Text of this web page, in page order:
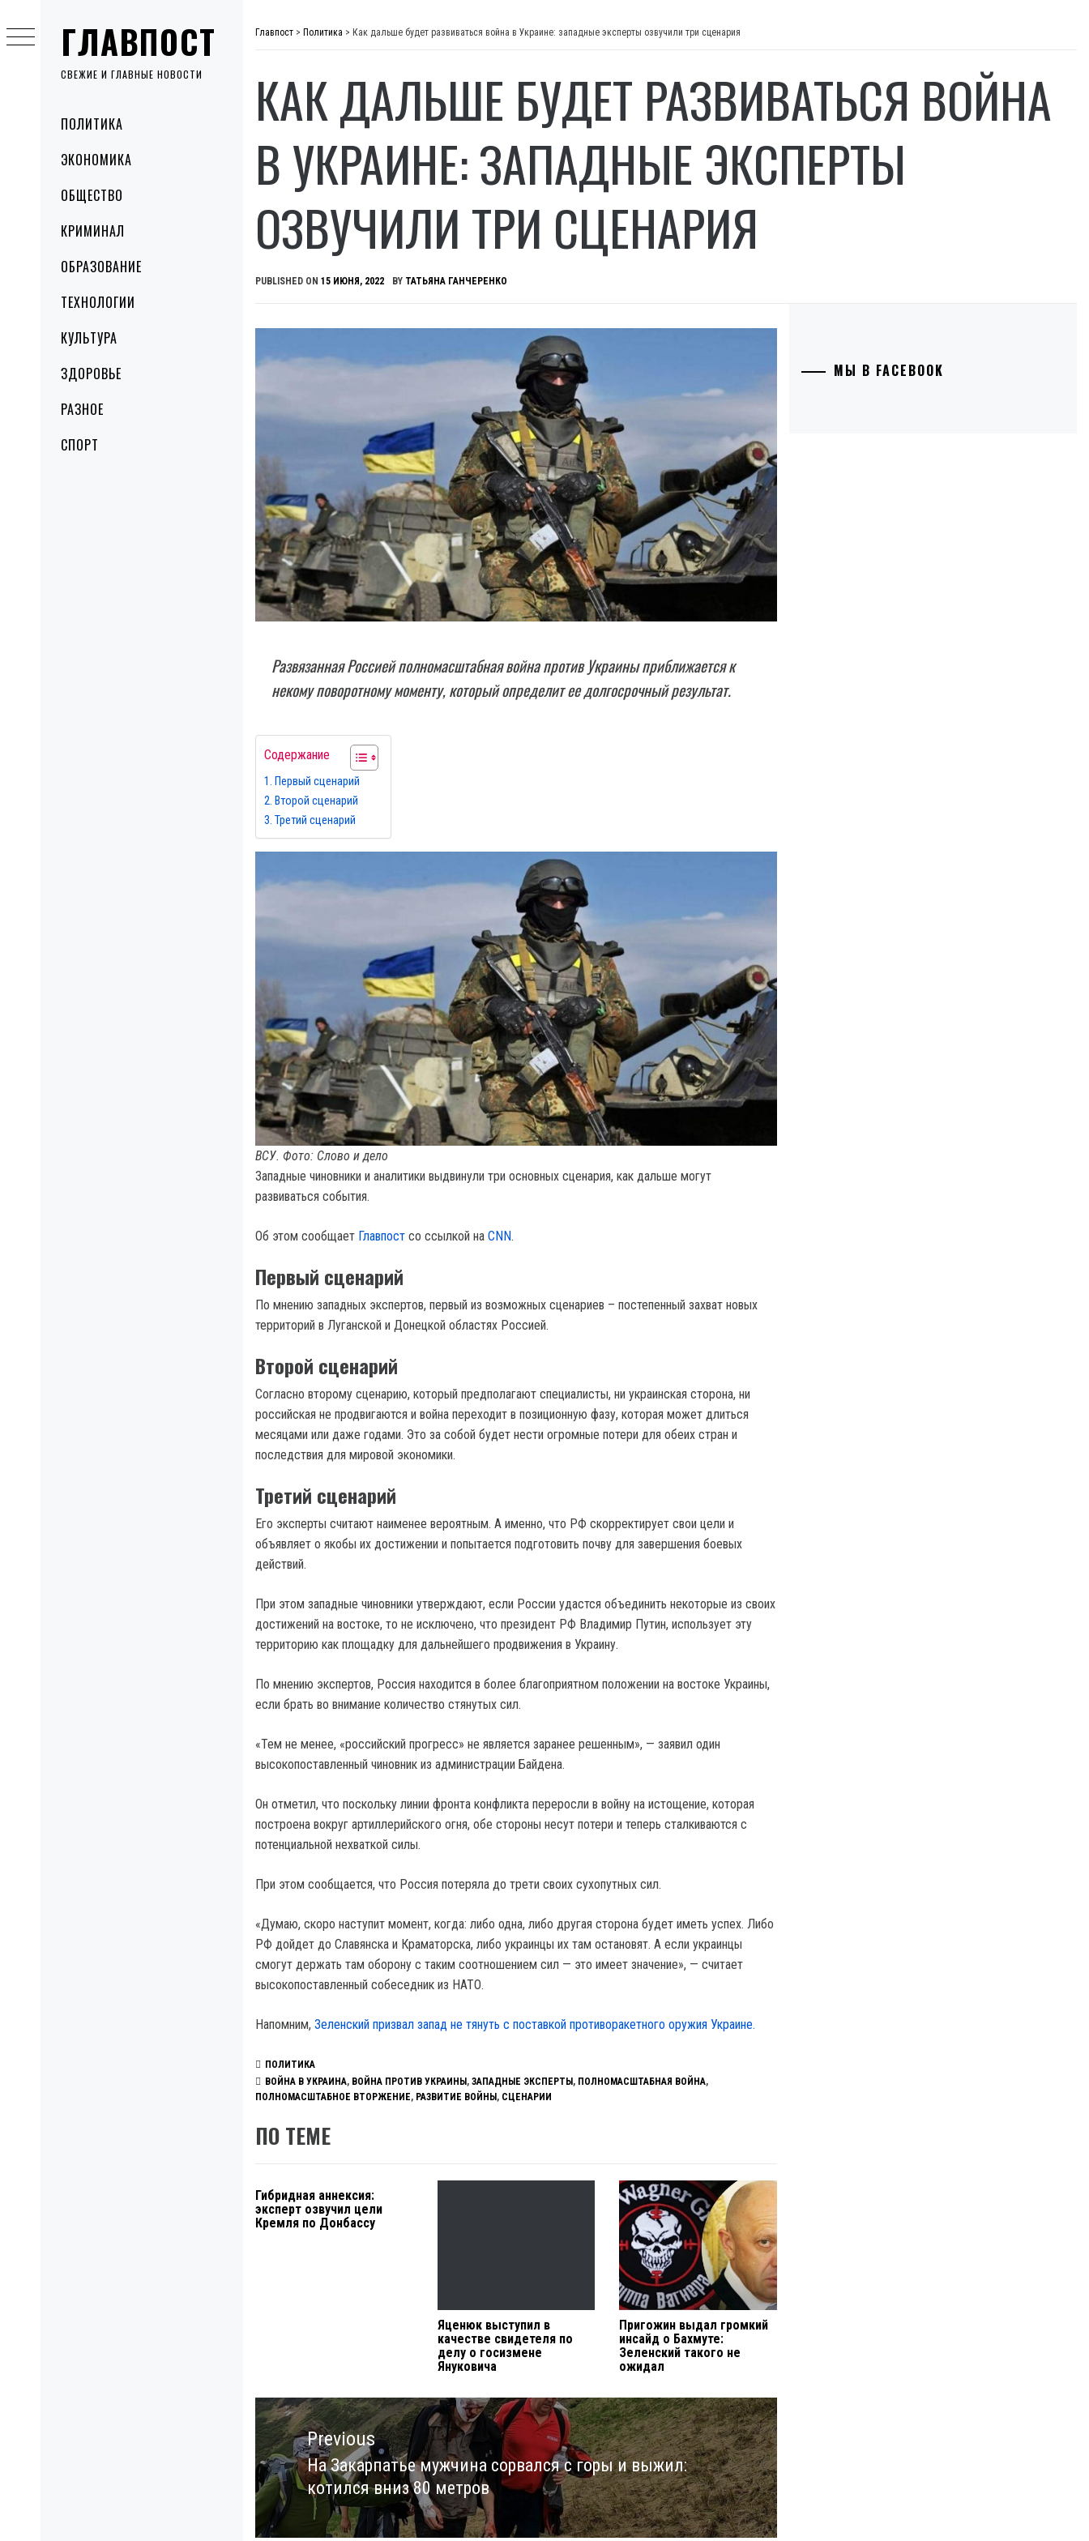
ГЛАВПОСТ
СВЕЖИЕ И ГЛАВНЫЕ НОВОСТИ
MenuПОЛИТИКА
ЭКОНОМИКА
ОБЩЕСТВО
КРИМИНАЛ
ОБРАЗОВАНИЕ
ТЕХНОЛОГИИ
КУЛЬТУРА
ЗДОРОВЬЕ
РАЗНОЕ
СПОРТ
to
content
Главпост > Политика > Как дальше будет развиваться война в Украине: западные эксперты озвучили три сценария
КАК ДАЛЬШЕ БУДЕТ РАЗВИВАТЬСЯ ВОЙНА
В УКРАИНЕ: ЗАПАДНЫЕ ЭКСПЕРТЫ
ОЗВУЧИЛИ ТРИ СЦЕНАРИЯ
PUBLISHED ON 15 ИЮНЯ, 2022 BY ТАТЬЯНА ГАНЧЕРЕНКО
Развязанная Россией полномасштабная война против Украины приближается к
некому поворотному моменту, который определит ее долгосрочный результат.
Содержание
Первый сценарий
Второй сценарий
Третий сценарий
ВСУ. Фото: Слово и дело
Западные чиновники и аналитики выдвинули три основных сценария, как дальше могут
развиваться события.
Об этом сообщает Главпост со ссылкой на CNN.
Первый сценарий
По мнению западных экспертов, первый из возможных сценариев – постепенный захват новых
территорий в Луганской и Донецкой областях Россией.
Второй сценарий
Согласно второму сценарию, который предполагают специалисты, ни украинская сторона, ни
российская не продвигаются и война переходит в позиционную фазу, которая может длиться
месяцами или даже годами. Это за собой будет нести огромные потери для обеих стран и
последствия для мировой экономики.
Третий сценарий
Его эксперты считают наименее вероятным. А именно, что РФ скорректирует свои цели и
объявляет о якобы их достижении и попытается подготовить почву для завершения боевых
действий.
При этом западные чиновники утверждают, если России удастся объединить некоторые из своих
достижений на востоке, то не исключено, что президент РФ Владимир Путин, использует эту
территорию как площадку для дальнейшего продвижения в Украину.
По мнению экспертов, Россия находится в более благоприятном положении на востоке Украины,
если брать во внимание количество стянутых сил.
«Тем не менее, «российский прогресс» не является заранее решенным», — заявил один
высокопоставленный чиновник из администрации Байдена.
Он отметил, что поскольку линии фронта конфликта переросли в войну на истощение, которая
построена вокруг артиллерийского огня, обе стороны несут потери и теперь сталкиваются с
потенциальной нехваткой силы.
При этом сообщается, что Россия потеряла до трети своих сухопутных сил.
«Думаю, скоро наступит момент, когда: либо одна, либо другая сторона будет иметь успех. Либо
РФ дойдет до Славянска и Краматорска, либо украинцы их там остановят. А если украинцы
смогут держать там оборону с таким соотношением сил — это имеет значение», — считает
высокопоставленный собеседник из НАТО.
Напомним, Зеленский призвал запад не тянуть с поставкой противоракетного оружия Украине.
ПОЛИТИКА
ВОЙНА В УКРАИНА, ВОЙНА ПРОТИВ УКРАИНЫ, ЗАПАДНЫЕ ЭКСПЕРТЫ, ПОЛНОМАСШТАБНАЯ ВОЙНА,
ПОЛНОМАСШТАБНОЕ ВТОРЖЕНИЕ, РАЗВИТИЕ ВОЙНЫ , СЦЕНАРИИ
ПО ТЕМЕ
Гибридная аннексия:
эксперт озвучил цели
Кремля по Донбассу
Яценюк выступил в
качестве свидетеля по
делу о госизмене
Януковича
Пригожин выдал громкий
инсайд о Бахмуте:
Зеленский такого не
ожидал
Навигация
по
записямPrevious
Previous
post:
На Закарпатье мужчина сорвался с горы и выжил:
котился вниз 80 метров
МЫ В FACEBOOK